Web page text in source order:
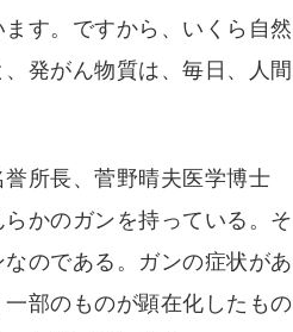
す。ですから、いくら自然
発がん物質は、毎日、人間
所長、菅野晴夫医学博士
かのガンを持っている。そ
のである。ガンの症状があ
部のものが顕在化したもの